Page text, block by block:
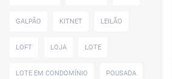
GALPÃO KITNET LEILÃO
LOFT LOJA LOTE
LOTE EM CONDOMÍNIO POUSADA